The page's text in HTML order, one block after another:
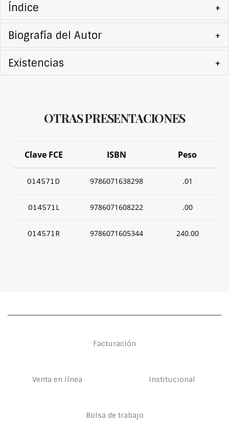
Índice +
Biografía del Autor +
Existencias +
OTRAS PRESENTACIONES
Clave FCE ISBN Peso
014571D 9786071638298 .01
014571L 9786071608222 .00
014571R 9786071605344 240.00
Facturación
Venta en línea Institucional
Bolsa de trabajo